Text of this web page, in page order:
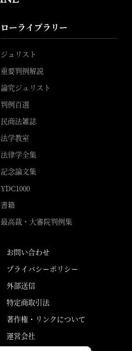
ローライブラリー
ジュリスト
重要判例解説
論究ジュリスト
判例百選
民商法雑誌
法学教室
法律学全集
記念論文集
YDC1000
書籍
最高裁・大審院判例集
お問い合わせ
プライバシーポリシー
外部送信
特定商取引法
著作権・リンクについて
運営会社